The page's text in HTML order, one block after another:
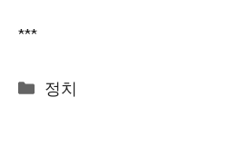
***
Categories
정치